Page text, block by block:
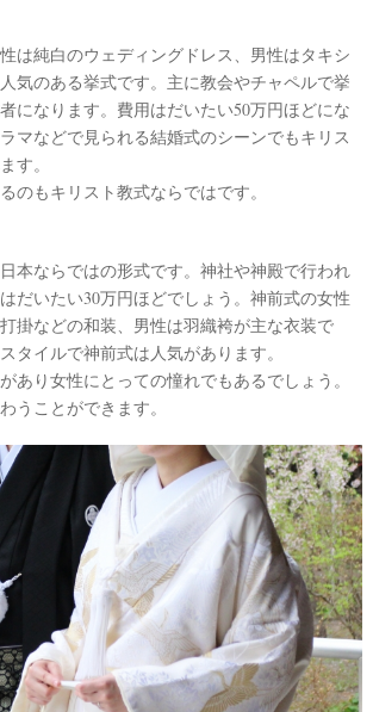
は純白のウェディングドレス、男性はタキシ
気のある挙式です。主に教会やチャペルで挙
になります。費用はだいたい50万円ほどにな
マなどで見られる結婚式のシーンでもキリス
す。
のもキリスト教式ならではです。
本ならではの形式です。神社や神殿で行われ
だいたい30万円ほどでしょう。神前式の女性
掛などの和装、男性は羽織袴が主な衣装で
タイルで神前式は人気があります。
あり女性にとっての憧れでもあるでしょう。
うことができます。